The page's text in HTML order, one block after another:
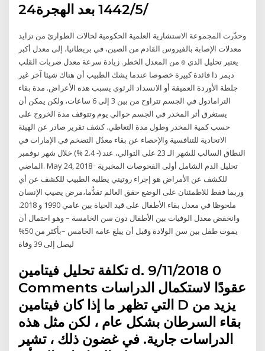
24‏‏/5‏‏/1442 بعد الهجرة
وحذّرت المجموعة الاستشارية العلمية الحكومية لحالات الطوارئ من تزايد
معدلات الإصابة بالفيروس القادم من الصين، في بريطانيا، إلى معدل أكبر
من المعدل الخطر. زيادة سرعة معدل ضربات القلب ๏ يعتبر تحليل الدي
ديمر ذا فائدة كبيرة خصوصا عندما يشك الطبيب أن هناك شيئا آخر غير
جلطة الأوردة العميقة أو الانسداد الرئوي يسبب هذه الأعراض. مدة بقاء
الترامادول في الجسم تتراوح من بين 3 إلى 6 ساعات، ولكن يمكن أن
يستغرق أثر المخدر في الجسم حوالي يوم وتتوقف مدة الخروج على
حسب كمية المخدر وطول مدة التعاطي. كشف تقرير صادر عن الهيئة
الاتحادية للتنافسية والإحصاء عن بقاء معدّل التضخم في الإمارات في
النطاق السالب للشهر الـ 23 على التوالي، عند (- 2.4 %) خلال شهر نوفمبر
الماضي. May 24, 2018 · تحليل‭ ‬الدم‭ ‬الشامل أولى‭ ‬الفحوصات‭ ‬المخبرية‭
‬مرض‭ ‬يصيب‭ ‬الإنسان،‭ ‬وربما‭ ‬فقط‭ ‬للاطمئنان‭ ‬على‭ ‬الوضع حقق العالم تقدُّما
ملحوظا في معدل بقاء الأطفال على قيد الحياة بين عامي 1990 و 2018.
وانخفض معدل الوفيات بين الأطفال دون سن الخامسة – وهو احتمال أن
يموت طفل بين سن الولادة وقبل أن يبلغ عامه الخامس –بأكثر من 50%
ليصل إلى 39 وفاة
تكلفة تحليل فيتامين d. 9/11/2018 0
Comments عقودًا لاستكمال الدراسات
التي تظهر ما إذا كان فيتامين D يزيد من
بقاء السرطان بشكل عام ، لكن مثل هذه
الدراسات جارية. في غضون ذلك ، تشير